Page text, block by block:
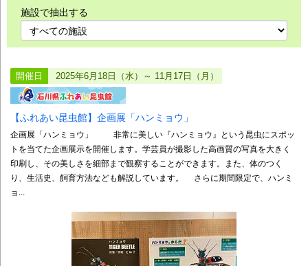
施設で抽出する
開催日 2025年6月18日（水）～ 11月17日（月）
【ふれあい昆虫館】企画展「ハンミョウ」
企画展「ハンミョウ」 非常に美しい『ハンミョウ』という昆虫にスポッ
トを当てた企画展示を開催します。学芸員が撮影した高画質の写真を大きく
印刷し、その美しさを細部まで観察することができます。また、体のつく
り、生活史、飼育方法なども解説しています。 さらに期間限定で、ハンミ
ョ...